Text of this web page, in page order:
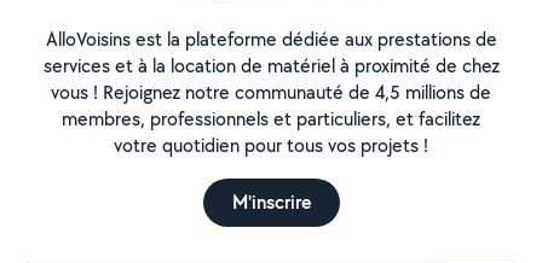
AlloVoisins est la plateforme dédiée aux prestations de
services et à la location de matériel à proximité de chez
vous ! Rejoignez notre communauté de 4,5 millions de
membres, professionnels et particuliers, et facilitez
votre quotidien pour tous vos projets !
M'inscrire